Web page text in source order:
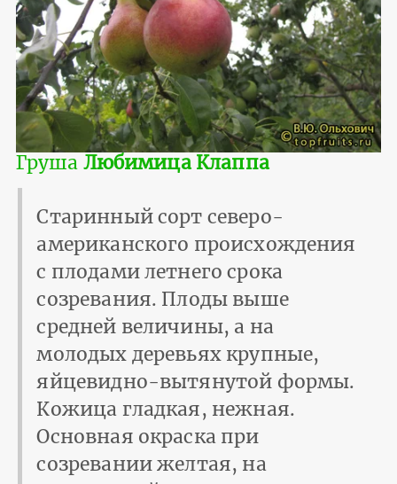
Груша Любимица Клаппа
Старинный сорт северо-
американского происхождения
с плодами летнего срока
созревания. Плоды выше
средней величины, а на
молодых деревьях крупные,
яйцевидно-вытянутой формы.
Кожица гладкая, нежная.
Основная окраска при
созревании желтая, на